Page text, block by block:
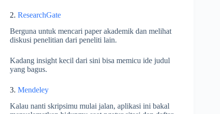
2. ResearchGate
Berguna untuk mencari paper akademik dan melihat
diskusi penelitian dari peneliti lain.
Kadang insight kecil dari sini bisa memicu ide judul
yang bagus.
3. Mendeley
Kalau nanti skripsimu mulai jalan, aplikasi ini bakal